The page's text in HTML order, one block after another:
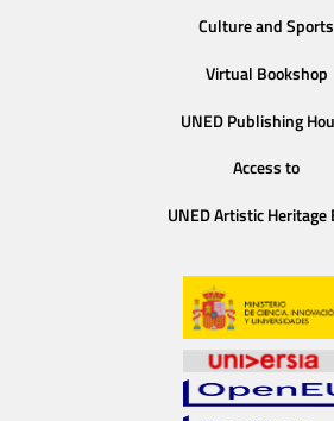
Culture and Sports
Virtual Bookshop
UNED Publishing
Access to
UNED Artistic Heritage